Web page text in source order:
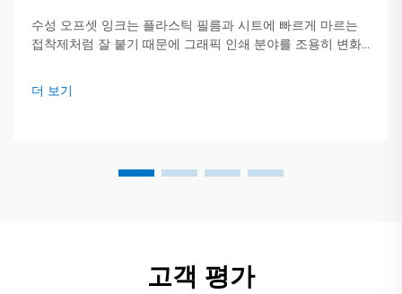
수성 오프셋 잉크는 플라스틱 필름과 시트에 빠르게 마르는
접착제처럼 잘 붙기 때문에 그래픽 인쇄 분야를 조용히 변화
구성되어 있어 프레스가 작업을 더 빠르게 처리하고 비용을
절감할 수 있습니다.
더 보기
고객 평가